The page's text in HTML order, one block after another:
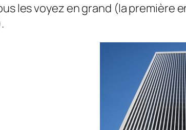
les voyez en grand (la première